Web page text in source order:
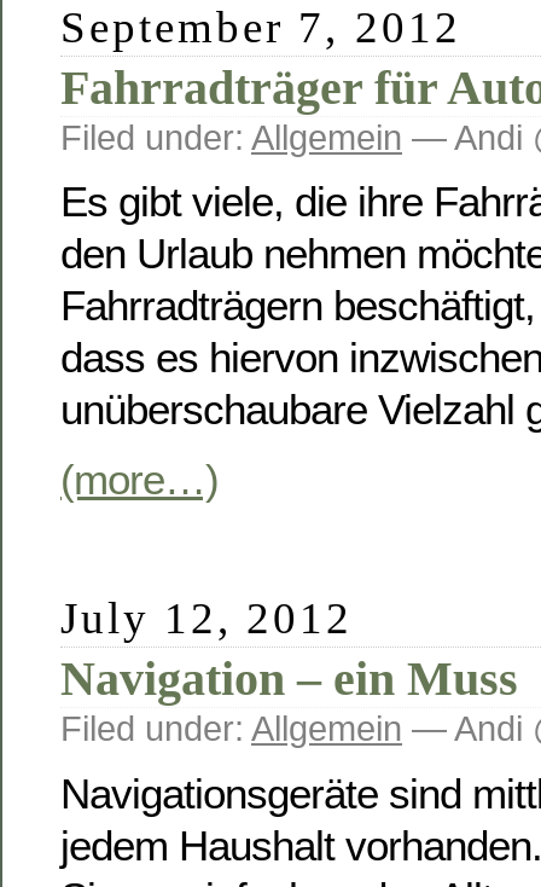
September 7, 2012
Fahrradträger für
Filed under: Allgemein — Andi
Es gibt viele, die ihre
den Urlaub nehmen
Fahrradträgern
dass es hiervon
unüberschaubare Vielzahl
(more…)
July 12, 2012
Navigation – ein Muss
Filed under: Allgemein — Andi
Navigationsgeräte sind
jedem Haushalt vorhanden.